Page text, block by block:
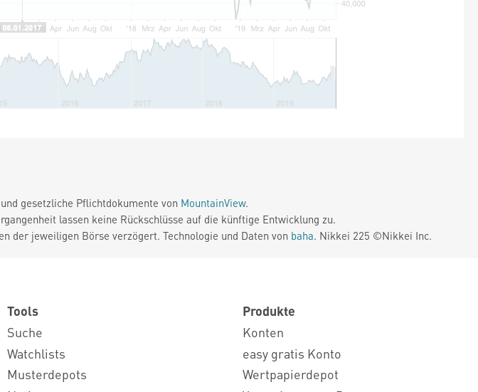
gesetzliche Pflichtdokumente von MountainView.
lassen keine Rückschlüsse auf die künftige Entwicklung zu.
der jeweiligen Börse verzögert. Technologie und Daten von baha. Nikkei 225 ©Nikkei Inc.
Tools
Suche
Watchlists
Musterdepots
Produkte
Konten
easy gratis Konto
Wertpapierdepot